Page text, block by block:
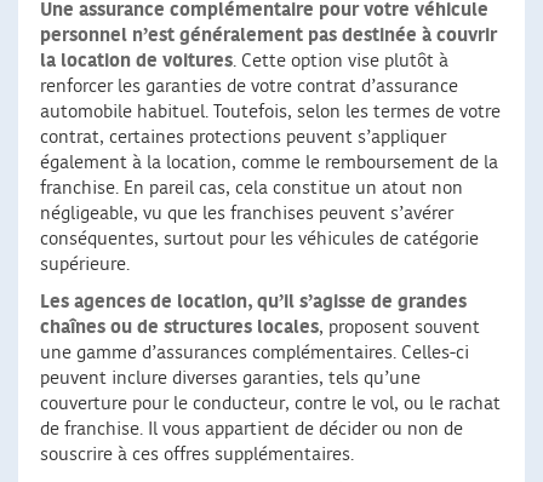
Une assurance complémentaire pour votre véhicule
personnel n’est généralement pas destinée à couvrir
la location de voitures. Cette option vise plutôt à
renforcer les garanties de votre contrat d’assurance
automobile habituel. Toutefois, selon les termes de votre
contrat, certaines protections peuvent s’appliquer
également à la location, comme le remboursement de la
franchise. En pareil cas, cela constitue un atout non
négligeable, vu que les franchises peuvent s’avérer
conséquentes, surtout pour les véhicules de catégorie
supérieure.
Les agences de location, qu’il s’agisse de grandes
chaînes ou de structures locales, proposent souvent
une gamme d’assurances complémentaires. Celles-ci
peuvent inclure diverses garanties, tels qu’une
couverture pour le conducteur, contre le vol, ou le rachat
de franchise. Il vous appartient de décider ou non de
souscrire à ces offres supplémentaires.